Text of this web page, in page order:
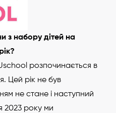
з набору дітей на
розпочинається в
Цей рік не був
не стане і наступний
2023 року ми